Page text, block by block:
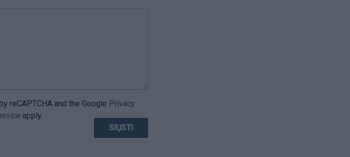
reCAPTCHA and the Google Privacy
apply.